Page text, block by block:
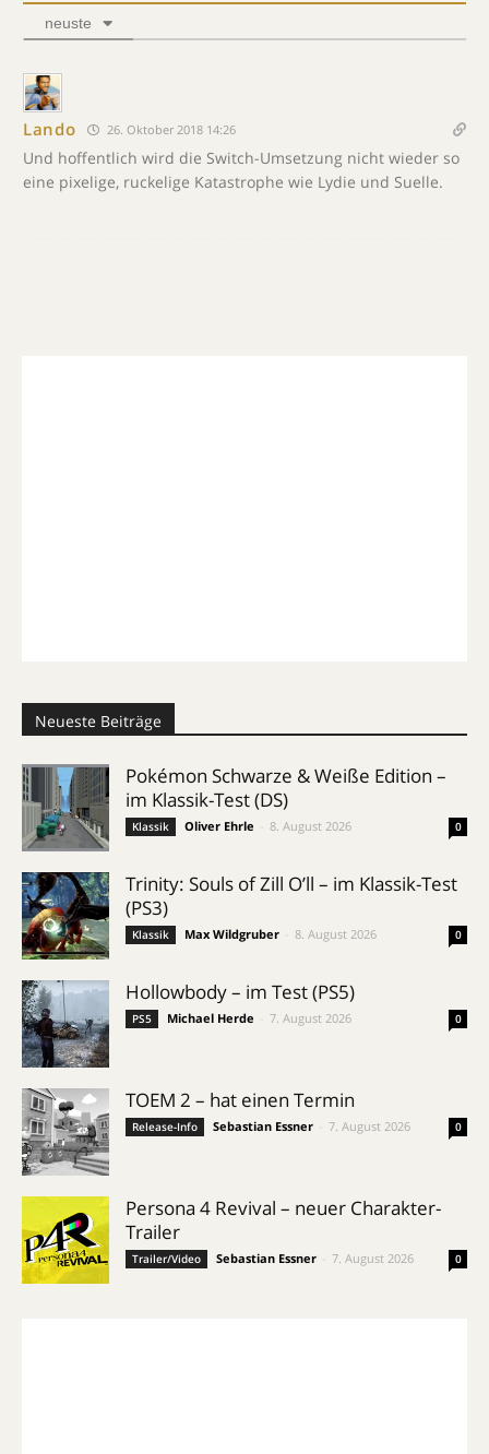
neuste
Lando 26. Oktober 2018 14:26
Und hoffentlich wird die Switch-Umsetzung nicht wieder so
eine pixelige, ruckelige Katastrophe wie Lydie und Suelle.
Neueste Beiträge
Pokémon Schwarze & Weiße Edition –
im Klassik-Test (DS)
Klassik Oliver Ehrle 8. August 2026 0
Trinity: Souls of Zill O’ll – im Klassik-Test
(PS3)
Klassik Max Wildgruber 8. August 2026 0
Hollowbody – im Test (PS5)
PS5 Michael Herde 7. August 2026 0
TOEM 2 – hat einen Termin
Release-Info Sebastian Essner 7. August 2026 0
Persona 4 Revival – neuer Charakter-
Trailer
Trailer/Video Sebastian Essner 7. August 2026 0